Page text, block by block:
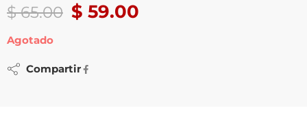
$65.00 $ 59.00
Agotado
Compartir